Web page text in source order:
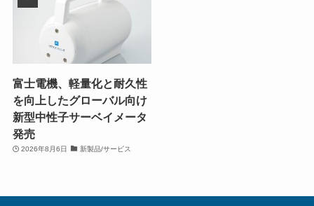
富士電機、軽量化と耐久性
を向上したグローバル向け
新型中性子サーベイメータ
発売
2026年8月6日 新製品/サービス